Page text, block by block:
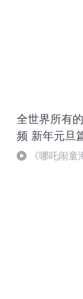
全世界所有
频 新年元旦
《哪吒闹